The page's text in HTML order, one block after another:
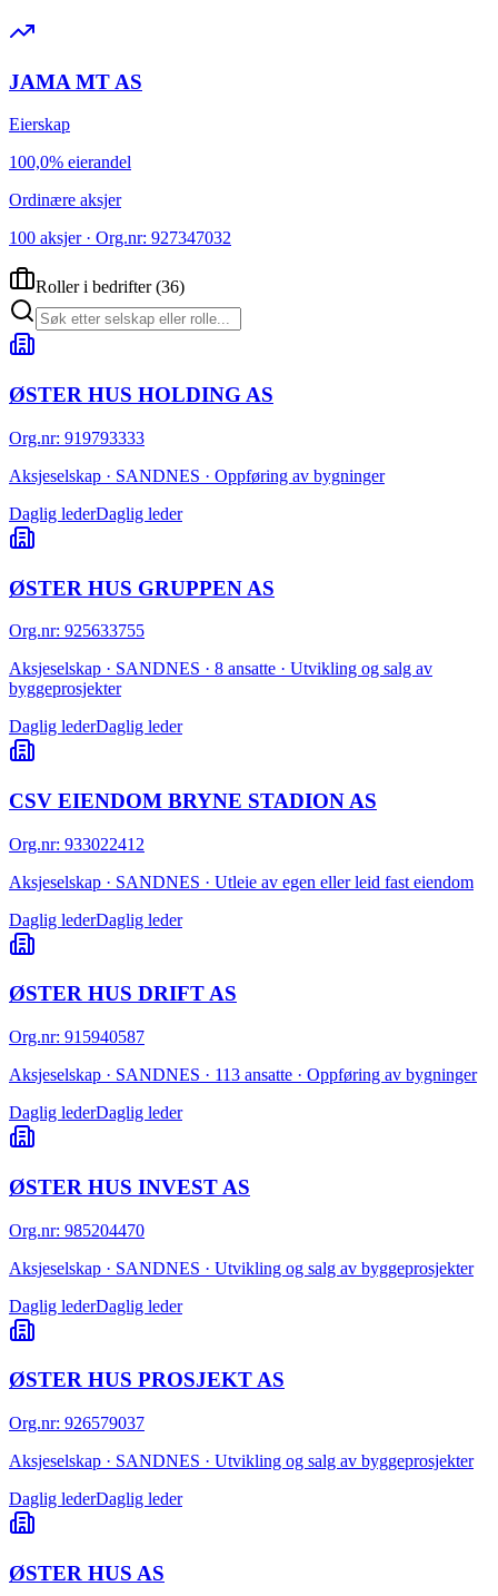
JAMA MT AS
Eierskap
100,0% eierandel
Ordinære aksjer
100 aksjer · Org.nr: 927347032
Roller i bedrifter(36)
ØSTER HUS HOLDING AS
Org.nr: 919793333
Aksjeselskap · SANDNES · Oppføring av bygninger
Daglig lederDaglig leder
ØSTER HUS GRUPPEN AS
Org.nr: 925633755
Aksjeselskap · SANDNES · 8 ansatte · Utvikling og salg av
byggeprosjekter
Daglig lederDaglig leder
CSV EIENDOM BRYNE STADION AS
Org.nr: 933022412
Aksjeselskap · SANDNES · Utleie av egen eller leid fast eiendom
Daglig lederDaglig leder
ØSTER HUS DRIFT AS
Org.nr: 915940587
Aksjeselskap · SANDNES · 113 ansatte · Oppføring av bygninger
Daglig lederDaglig leder
ØSTER HUS INVEST AS
Org.nr: 985204470
Aksjeselskap · SANDNES · Utvikling og salg av byggeprosjekter
Daglig lederDaglig leder
ØSTER HUS PROSJEKT AS
Org.nr: 926579037
Aksjeselskap · SANDNES · Utvikling og salg av byggeprosjekter
Daglig lederDaglig leder
ØSTER HUS AS